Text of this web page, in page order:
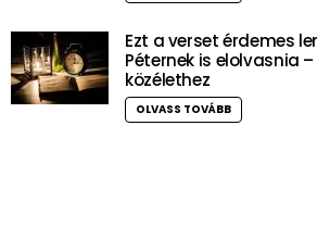
Ezt a verset érdemes
Péternek is elolvasnia
közélethez
OLVASS TOVÁBB